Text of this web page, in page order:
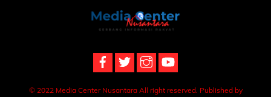
Back
To
© 2022 Media Center Nusantara All right reserved. Published by